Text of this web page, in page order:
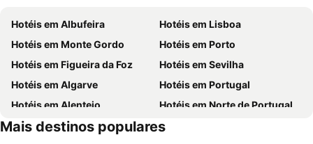
Hotéis em Albufeira
Hotéis em Lisboa
Hotéis em Monte Gordo
Hotéis em Porto
Hotéis em Figueira da Foz
Hotéis em Sevilha
Hotéis em Algarve
Hotéis em Portugal
Hotéis em Alentejo
Hotéis em Norte de Portugal
Hotéis em Madeira
Hotéis em Espanha
Mais destinos populares